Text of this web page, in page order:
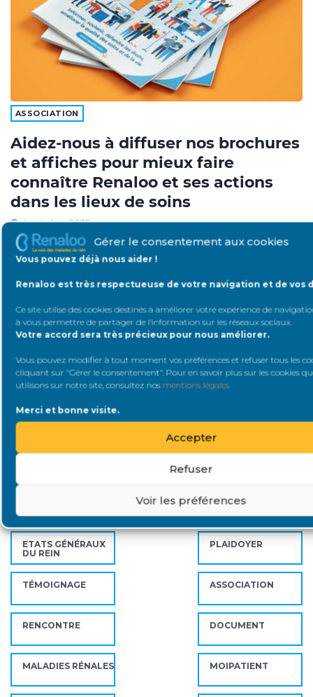
Gérer le consentement aux cookies
Vous pouvez déjà nous aider !
Renaloo est très respectueuse de votre navigation et de vos
Ce site utilise des cookies destinés à améliorer votre expérience de
à vous permettre de partager de l’information sur les réseaux sociaux.
Votre accord sera très précieux pour nous améliorer.
Vous pouvez modifier à tout moment vos préférences et refuser tous les
cliquant sur "Gérer le consentement". Pour en savoir plus sur les cookies
utilisons sur notre site, consultez nos mentions légales
Merci et bonne visite.
Accepter
Refuser
Voir les préférences
ASSOCIATION
Aidez-nous à diffuser nos brochures
et affiches pour mieux faire
connaître Renaloo et ses actions
dans les lieux de soins
4 octobre 2025
Il n’y a actuellement aucun évènement.
Catégories
ÉVÉNEMENT VIDÉO
RECHERCHE
ETATS GÉNÉRAUX
DU REIN
PLAIDOYER
TÉMOIGNAGE ASSOCIATION
RENCONTRE DOCUMENT
MALADIES RÉNALES MOIPATIENT